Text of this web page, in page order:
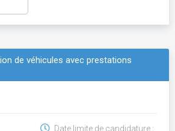
de véhicules avec prestations
Date limite de candidature :